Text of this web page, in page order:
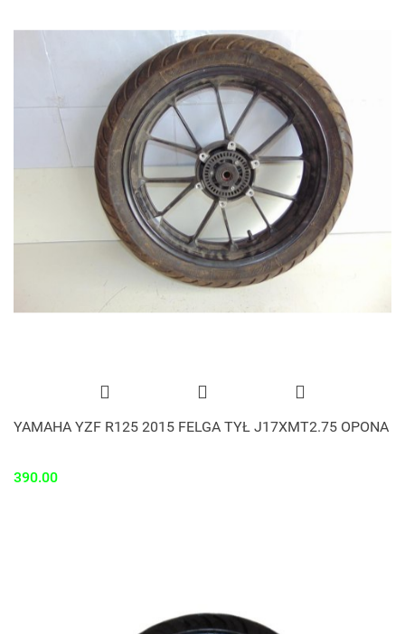
YAMAHA YZF R125 2015 FELGA TYŁ J17XMT2.75 OPONA
390.00